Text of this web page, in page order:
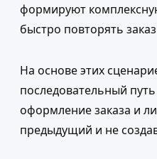
формируют
быстро повторять
На основе этих
последовательный
оформление заказа и
предыдущий и не